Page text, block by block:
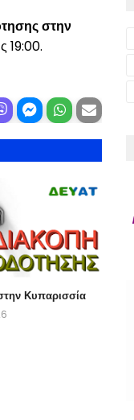
στην
19:00.
Κυπαρισσία